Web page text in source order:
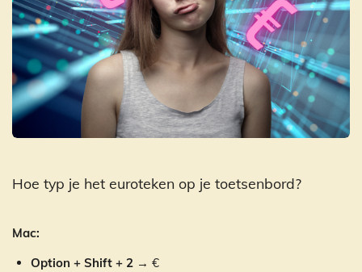
Hoe typ je het euroteken op je toetsenbord?
Mac:
Option + Shift + 2→ €